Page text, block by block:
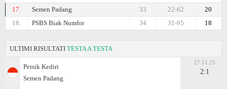
17.
Semen Padang 20
22-62
33
18.
PSBS Biak Numfor 18
31-95
34
ULTIMI RISULTATI TESTA A TESTA
Persik Kediri
Semen Padang
27.11.25
2:1